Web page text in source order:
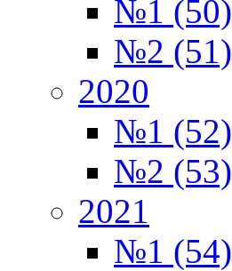
№1 (50)
№2 (51)
2020
№1 (52)
№2 (53)
2021
№1 (54)